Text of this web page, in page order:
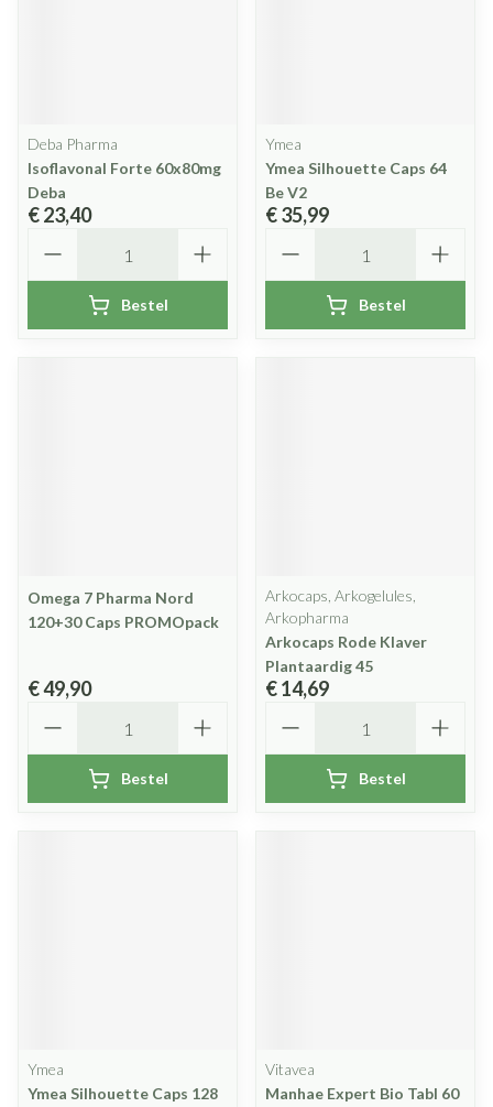
Deba Pharma
Isoflavonal Forte 60x80mg
Deba
€ 23,40
Bestel
Ymea
Ymea Silhouette Caps 64
Be V2
€ 35,99
Bestel
Omega 7 Pharma Nord
120+30 Caps PROMOpack
€ 49,90
Bestel
Arkocaps, Arkogelules,
Arkopharma
Arkocaps Rode Klaver
Plantaardig 45
€ 14,69
Bestel
Ymea
Ymea Silhouette Caps 128
Vitavea
Manhae Expert Bio Tabl 60